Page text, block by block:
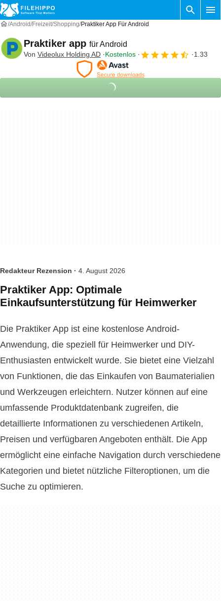
Android Freizeit Shopping Praktiker App Für Android
Praktiker app für Android
Von Videolux Holding AD Kostenlos 1.33
Redakteur Rezension · 4. August 2026
Praktiker App: Optimale
Einkaufsunterstützung für Heimwerker
Die Praktiker App ist eine kostenlose Android-
Anwendung, die speziell für Heimwerker und DIY-
Enthusiasten entwickelt wurde. Sie bietet eine Vielzahl
von Funktionen, die das Einkaufen von Baumaterialien
und Werkzeugen erleichtern. Nutzer können auf eine
umfassende Produktdatenbank zugreifen, die
detaillierte Informationen zu verschiedenen Artikeln,
Preisen und verfügbaren Angeboten enthält. Die App
ermöglicht eine einfache Navigation durch verschiedene
Kategorien und bietet nützliche Filteroptionen, um die
Suche zu optimieren.